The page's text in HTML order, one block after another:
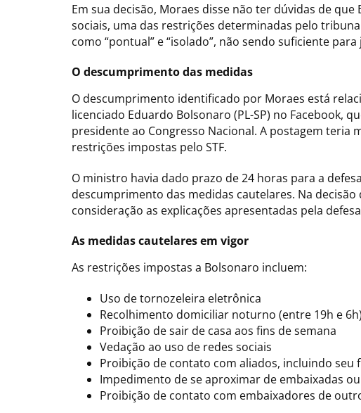
Em sua decisão, Moraes disse não ter dúvidas de
sociais, uma das restrições determinadas pelo
como “pontual” e “isolado”, não sendo suficiente
O descumprimento das medidas
O descumprimento identificado por Moraes está
licenciado Eduardo Bolsonaro (PL-SP) no Facebook,
presidente ao Congresso Nacional. A postagem
restrições impostas pelo STF.
O ministro havia dado prazo de 24 horas para a
descumprimento das medidas cautelares. Na
consideração as explicações apresentadas pela
As medidas cautelares em vigor
As restrições impostas a Bolsonaro incluem:
Uso de tornozeleira eletrônica
Recolhimento domiciliar noturno (entre 19h e 6h)
Proibição de sair de casa aos fins de semana
Vedação ao uso de redes sociais
Proibição de contato com aliados, incluindo seu
Impedimento de se aproximar de embaixadas
Proibição de contato com embaixadores de